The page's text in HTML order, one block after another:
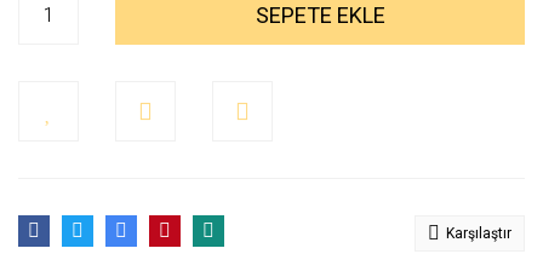
SEPETE EKLE
Karşılaştır